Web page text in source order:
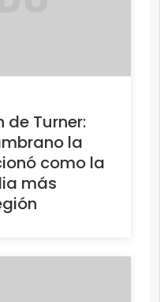
de Turner:
la
como la
más